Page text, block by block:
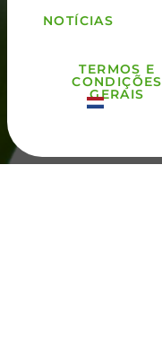
NOTÍCIAS
TERMOS E
CONDIÇÕES
GERAIS